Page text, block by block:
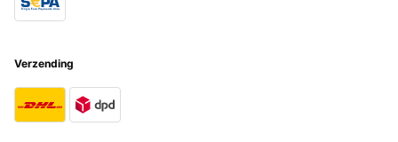
Verzending